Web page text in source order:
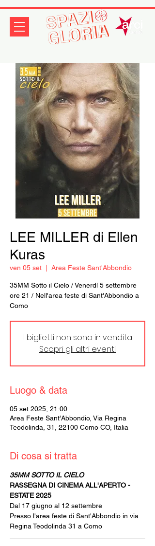
LEE MILLER di Ellen
Kuras
ven 05 set Area Feste Sant'Abbondio
35MM Sotto il Cielo / Venerdí 5 settembre
ore 21 / Nell'area feste di Sant'Abbondio a
Como
I biglietti non sono in vendita
Scopri gli altri eventi
Luogo & data
05 set 2025, 21:00
Area Feste Sant'Abbondio, Via Regina
Teodolinda, 31, 22100 Como CO, Italia
Di cosa si tratta
35MM SOTTO IL CIELO
RASSEGNA DI CINEMA ALL'APERTO -
ESTATE 2025
Dal 17 giugno al 12 settembre
Presso l'area feste di Sant'Abbondio in via
Regina Teodolinda 31 a Como